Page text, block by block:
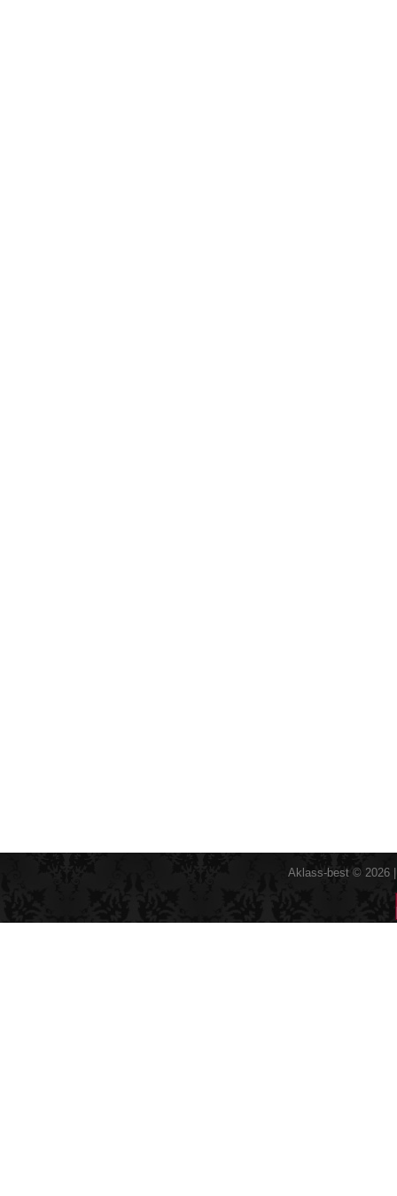
Aklass-best © 2026